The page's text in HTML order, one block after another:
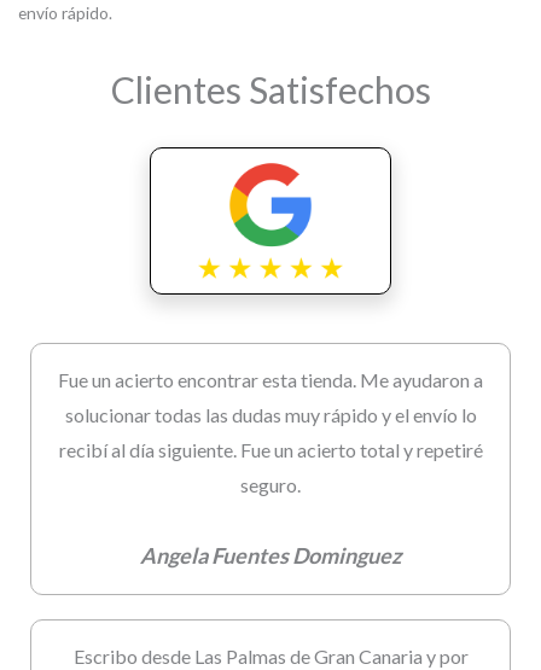
envío rápido.
Clientes Satisfechos
Fue un acierto encontrar esta tienda. Me ayudaron a
solucionar todas las dudas muy rápido y el envío lo
recibí al día siguiente. Fue un acierto total y repetiré
seguro.
Angela Fuentes Dominguez
Escribo desde Las Palmas de Gran Canaria y por